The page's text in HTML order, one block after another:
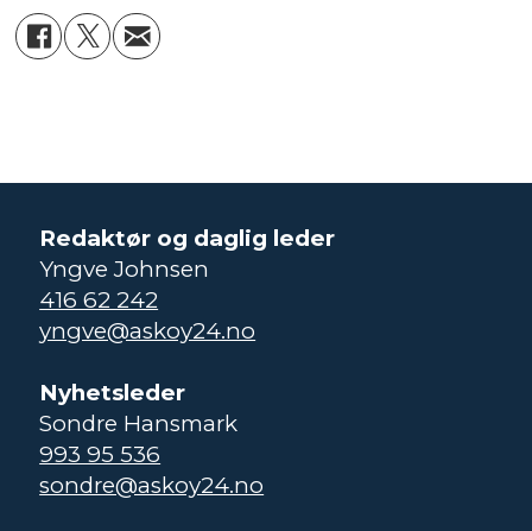
Redaktør og daglig leder
Yngve Johnsen
416 62 242
yngve@askoy24.no
Nyhetsleder
Sondre Hansmark
993 95 536
sondre@askoy24.no